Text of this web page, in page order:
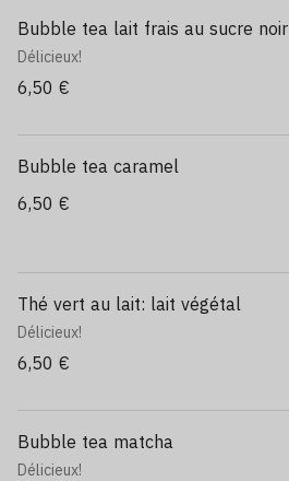
Bubble tea lait frais au sucre noir
Délicieux!
6,50 €
Bubble tea caramel
6,50 €
Thé vert au lait: lait végétal
Délicieux!
6,50 €
Bubble tea matcha
Délicieux!